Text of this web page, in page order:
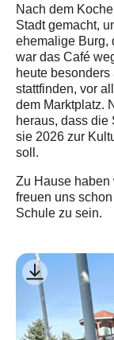
Nach dem
Stadt gemacht,
ehemalige Burg,
war das Café
heute
stattfinden, vor
dem Marktplatz.
heraus, dass die
sie 2026 zur
soll.
Zu Hause haben
freuen uns
Schule zu sein.